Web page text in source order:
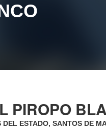
PIROPO
DEL ESTADO, SANTOS DE